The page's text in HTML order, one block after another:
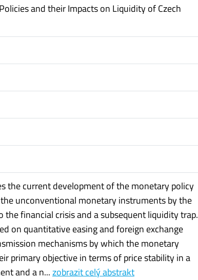
and their Impacts on Liquidity of Czech
the current development of the monetary policy
unconventional monetary instruments by the
the financial crisis and a subsequent liquidity trap.
on quantitative easing and foreign exchange
mechanisms by which the monetary
primary objective in terms of price stability in a
and a n...zobrazit celý abstrakt